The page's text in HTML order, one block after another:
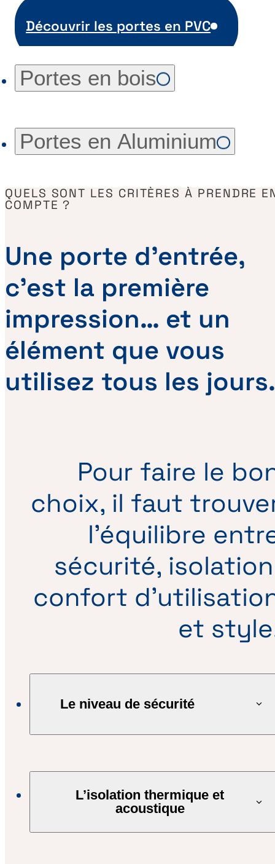
Découvrir les portes en PVC
Portes en bois
Portes en Aluminium
QUELS SONT LES CRITÈRES À PRENDRE
COMPTE ?
Une porte d’entrée,
c’est la première
impression… et un
élément que vous
utilisez tous les jours.
Pour faire le
choix, il faut
l’équilibre
sécurité,
confort
et
Le niveau de sécurité
L’isolation thermique et
acoustique